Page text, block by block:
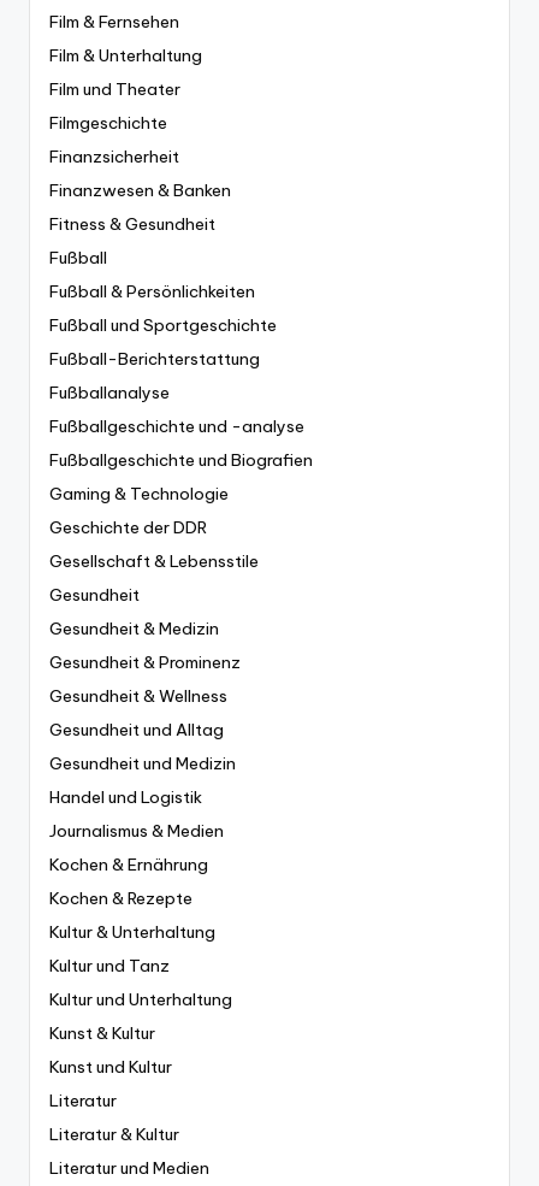
Film & Fernsehen
Film & Unterhaltung
Film und Theater
Filmgeschichte
Finanzsicherheit
Finanzwesen & Banken
Fitness & Gesundheit
Fußball
Fußball & Persönlichkeiten
Fußball und Sportgeschichte
Fußball-Berichterstattung
Fußballanalyse
Fußballgeschichte und -analyse
Fußballgeschichte und Biografien
Gaming & Technologie
Geschichte der DDR
Gesellschaft & Lebensstile
Gesundheit
Gesundheit & Medizin
Gesundheit & Prominenz
Gesundheit & Wellness
Gesundheit und Alltag
Gesundheit und Medizin
Handel und Logistik
Journalismus & Medien
Kochen & Ernährung
Kochen & Rezepte
Kultur & Unterhaltung
Kultur und Tanz
Kultur und Unterhaltung
Kunst & Kultur
Kunst und Kultur
Literatur
Literatur & Kultur
Literatur und Medien